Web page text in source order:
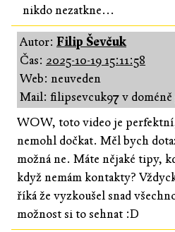
nikdo nezatkne...
Autor: Filip Ševčuk
Čas: 2025-10-19 15:11:58
Web: neuveden
Mail: filipsevcuk97 v
WOW, toto video je
nemohl dočkat. Měl bych
možná ne. Máte nějaké tipy,
když nemám kontakty?
říká že vyzkoušel snad
možnost si to sehnat :D